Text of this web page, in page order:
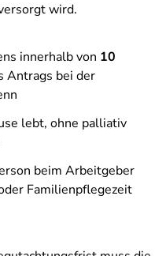
wird.
innerhalb von 10
Antrags bei der
lebt, ohne palliativ
beim Arbeitgeber
Familienpflegezeit